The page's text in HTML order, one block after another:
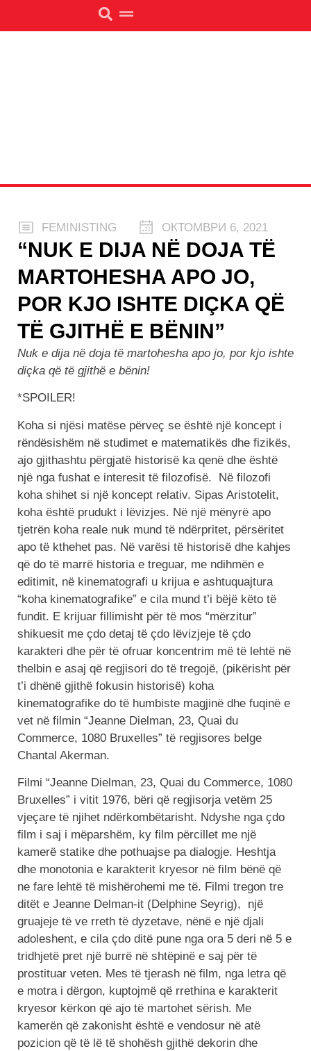
FEMINISTING ОКТОМВРИ 6, 2021
“NUK E DIJA NË DOJA TË
MARTOHESHA APO JO,
POR KJO ISHTE DIÇKA QË
TË GJITHË E BËNIN”
Nuk e dija në doja të martohesha apo jo, por kjo ishte
diçka që të gjithë e bënin!
*SPOILER!
Koha si njësi matëse përveç se është një koncept i
rëndësishëm në studimet e matematikës dhe fizikës,
ajo gjithashtu përgjatë historisë ka qenë dhe është
një nga fushat e interesit të filozofisë. Në filozofi
koha shihet si një koncept relativ. Sipas Aristotelit,
koha është prudukt i lëvizjes. Në një mënyrë apo
tjetrën koha reale nuk mund të ndërpritet, përsëritet
apo të kthehet pas. Në varësi të historisë dhe kahjes
që do të marrë historia e treguar, me ndihmën e
editimit, në kinematografi u krijua e ashtuquajtura
“koha kinematografike” e cila mund t’i bëjë këto të
fundit. E krijuar fillimisht për të mos “mërzitur”
shikuesit me çdo detaj të çdo lëvizjeje të çdo
karakteri dhe për të ofruar koncentrim më të lehtë në
thelbin e asaj që regjisori do të tregojë, (pikërisht për
t’i dhënë gjithë fokusin historisë) koha
kinematografike do të humbiste magjinë dhe fuqinë e
vet në filmin “Jeanne Dielman, 23, Quai du
Commerce, 1080 Bruxelles” të regjisores belge
Chantal Akerman.
Filmi “Jeanne Dielman, 23, Quai du Commerce, 1080
Bruxelles” i vitit 1976, bëri që regjisorja vetëm 25
vjeçare të njihet ndërkombëtarisht. Ndyshe nga çdo
film i saj i mëparshëm, ky film përcillet me një
kamerë statike dhe pothuajse pa dialogje. Heshtja
dhe monotonia e karakterit kryesor në film bënë që
ne fare lehtë të mishërohemi me të. Filmi tregon tre
ditët e Jeanne Delman-it (Delphine Seyrig), një
gruajeje të ve rreth të dyzetave, nënë e një djali
adoleshent, e cila çdo ditë pune nga ora 5 deri në 5 e
tridhjetë pret një burrë në shtëpinë e saj për të
prostituar veten. Mes të tjerash në film, nga letra që
e motra i dërgon, kuptojmë që rrethina e karakterit
kryesor kërkon që ajo të martohet sërish. Me
kamerën që zakonisht është e vendosur në atë
pozicion që të lë të shohësh gjithë dekorin dhe